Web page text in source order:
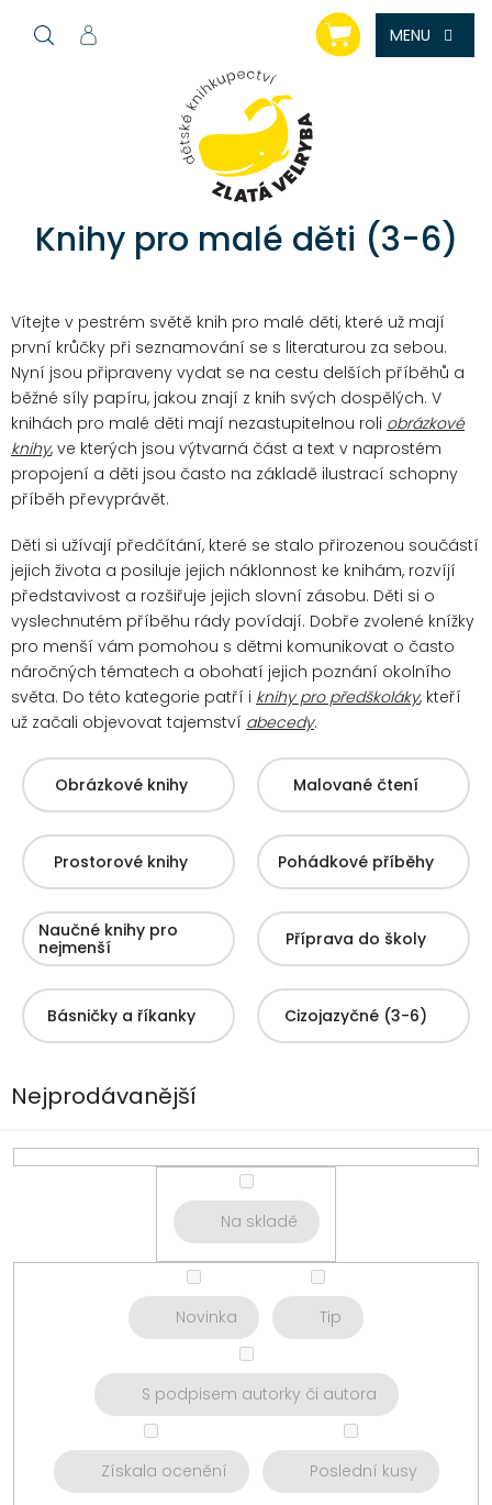
NÁKUPNÍ
KOŠÍK
Knihy pro malé děti (3-6)
Vítejte v pestrém světě knih pro malé děti, které už mají
první krůčky při seznamování se s literaturou za sebou.
Nyní jsou připraveny vydat se na cestu delších příběhů a
běžné síly papíru, jakou znají z knih svých dospělých. V
knihách pro malé děti mají nezastupitelnou roli obrázkové
knihy, ve kterých jsou výtvarná část a text v naprostém
propojení a děti jsou často na základě ilustrací schopny
příběh převyprávět.
Děti si užívají předčítání, které se stalo přirozenou součástí
jejich života a posiluje jejich náklonnost ke knihám, rozvíjí
představivost a rozšiřuje jejich slovní zásobu. Děti si o
vyslechnutém příběhu rády povídají. Dobře zvolené knížky
pro menší vám pomohou s dětmi komunikovat o často
náročných tématech a obohatí jejich poznání okolního
světa. Do této kategorie patří i knihy pro předškoláky, kteří
už začali objevovat tajemství abecedy.
Obrázkové knihy Malované čtení
Prostorové knihy Pohádkové příběhy
Naučné knihy pro
nejmenší
Příprava do školy
Básničky a říkanky Cizojazyčné (3-6)
Nejprodávanější
Na skladě
Novinka Tip
S podpisem autorky či autora
Získala ocenění Poslední kusy